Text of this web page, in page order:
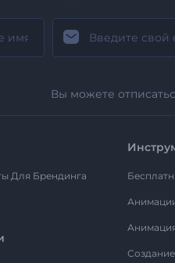
Вы можете
Для Брендинга